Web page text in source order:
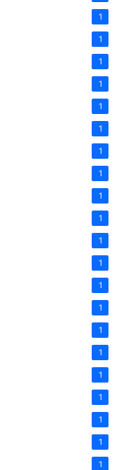
1
1
1
1
1
1
1
1
1
1
1
1
1
1
1
1
1
1
1
1
1